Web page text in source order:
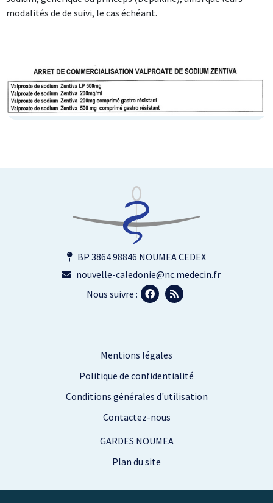
modalités de de suivi, le cas échéant.
BP 3864 98846 NOUMEA CEDEX
nouvelle-caledonie@nc.medecin.fr
Nous suivre :
Mentions légales
Politique de confidentialité
Conditions générales d'utilisation
Contactez-nous
GARDES NOUMEA
Plan du site